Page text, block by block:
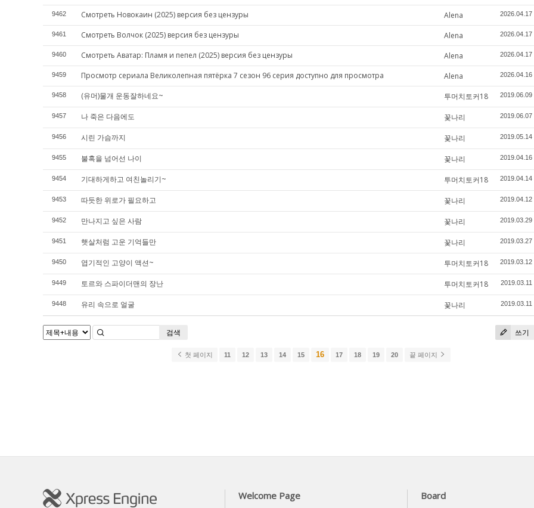
9462 Смотреть Новокаин (2025) версия без цензуры Alena 2026.04.17
9461 Смотреть Волчок (2025) версия без цензуры Alena 2026.04.17
9460 Смотреть Аватар: Пламя и пепел (2025) версия без цензуры Alena 2026.04.17
9459 Просмотр сериала Великолепная пятёрка 7 сезон 96 серия доступно для просмотра Alena 2026.04.16
9458 (유머)물개 운동잘하네요~ 투머치토커18 2019.06.09
9457 나 죽은 다음에도 꽃나리 2019.06.07
9456 시린 가슴까지 꽃나리 2019.05.14
9455 불혹을 넘어선 나이 꽃나리 2019.04.16
9454 기대하게하고 여친놀리기~ 투머치토커18 2019.04.14
9453 따듯한 위로가 필요하고 꽃나리 2019.04.12
9452 만나지고 싶은 사람 꽃나리 2019.03.29
9451 햇살처럼 고운 기억들만 꽃나리 2019.03.27
9450 엽기적인 고양이 액션~ 투머치토커18 2019.03.12
9449 토르와 스파이더맨의 장난 투머치토커18 2019.03.11
9448 유리 속으로 얼굴 꽃나리 2019.03.11
쓰기
검색
첫 페이지 11 12 13 14 15 16 17 18 19 20 끝 페이지
Welcome Page Board